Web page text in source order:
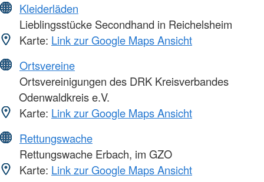
Kleiderläden
Lieblingsstücke Secondhand in Reichelsheim
Karte: Link zur Google Maps Ansicht
Ortsvereine
Ortsvereinigungen des DRK Kreisverbandes
Odenwaldkreis e.V.
Karte: Link zur Google Maps Ansicht
Rettungswache
Rettungswache Erbach, im GZO
Karte: Link zur Google Maps Ansicht